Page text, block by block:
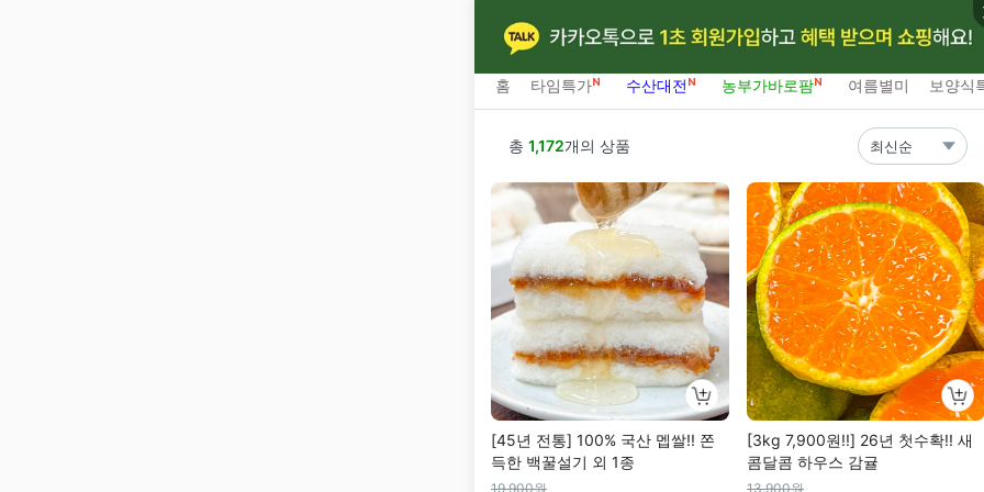
홈 타임특가 수산대전 농부가바로팜 여름별미 보양식
총 1,172개의 상품 최신순
[45년 전통] 100% 국산 멥쌀!! 쫀
득한 백꿀설기 외 1종
19,900원
[3kg 7,900원!!] 26년 첫수확!! 새
콤달콤 하우스 감귤
13,900원